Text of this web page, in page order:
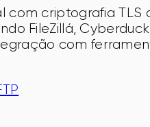
com criptografia TLS
FileZillá,
com